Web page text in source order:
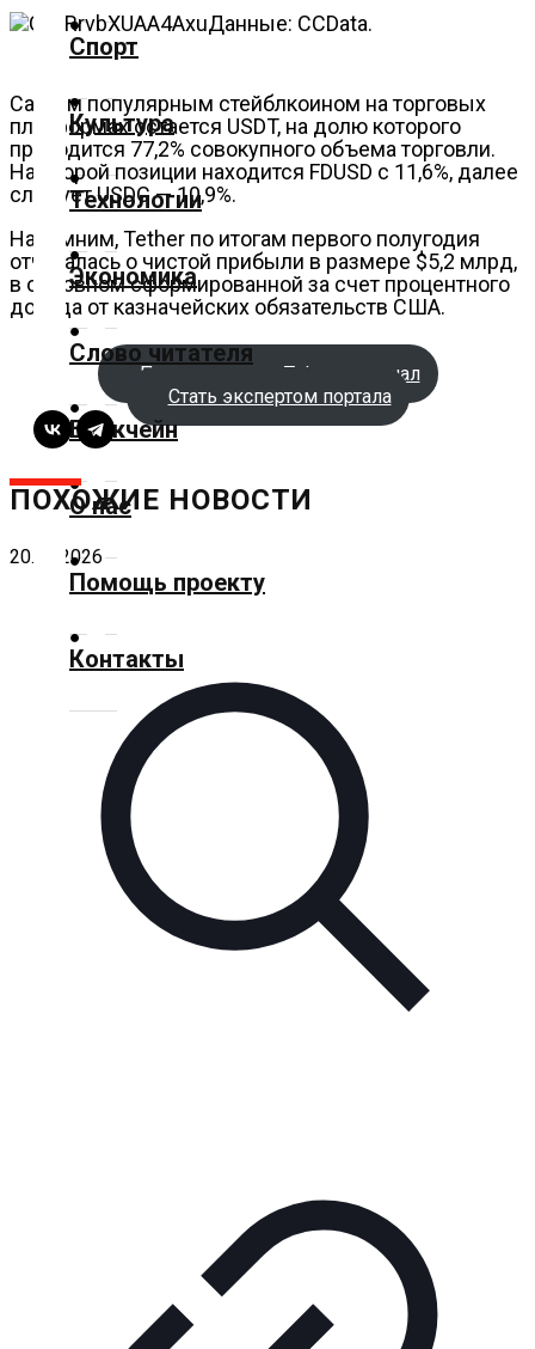
Популярные
новости
Общество
Политика
Спорт
Культура
Технологии
Экономика
Слово
Блокчейн
О
Помощь
проекту
Контакты
Спорт
Культура
Технологии
Экономика
Слово читателя
Блокчейн
О нас
Помощь проекту
Контакты
Данные: CCData.
Самым популярным стейблкоином на торговых
платформах остается USDT, на долю которого
приходится 77,2% совокупного объема торговли.
На второй позиции находится FDUSD с 11,6%, далее
следует USDC — 10,9%.
Напомним, Tether по итогам первого полугодия
отчиталась о чистой прибыли в размере $5,2 млрд,
в основном сформированной за счет процентного
дохода от казначейских обязательств США.
Подписаться на Telegram-канал
Стать экспертом портала
ПОХОЖИЕ НОВОСТИ
20.06.2026